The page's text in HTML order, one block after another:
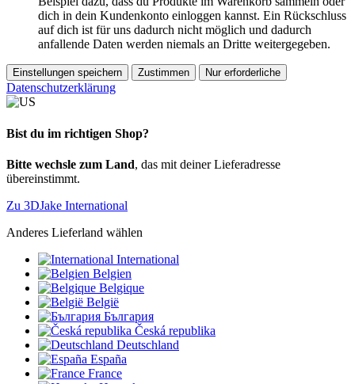
dich in dein Kundenkonto einloggen kannst. Ein Rückschluss
auf dich ist für uns dadurch nicht möglich und dadurch
anfallende Daten werden niemals an Dritte weitergegeben.
Einstellungen speichern Zustimmen Nur erforderliche
Datenschutzerklärung
Bist du im richtigen Shop?
Bitte wechsle zum Land, das mit deiner Lieferadresse
übereinstimmt.
Zu 3DJake International
Anderes Lieferland wählen
International
Belgien
Belgique
België
България
Česká republika
Deutschland
España
France